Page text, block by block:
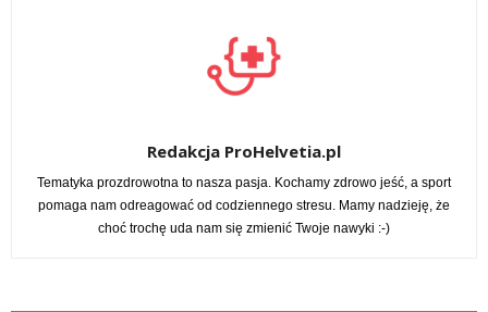
Redakcja ProHelvetia.pl
Tematyka prozdrowotna to nasza pasja. Kochamy zdrowo jeść, a sport
pomaga nam odreagować od codziennego stresu. Mamy nadzieję, że
choć trochę uda nam się zmienić Twoje nawyki :-)